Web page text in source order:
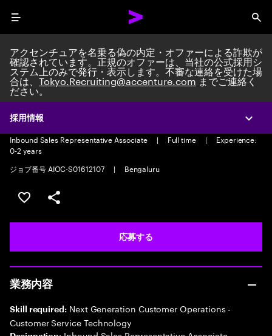
Menu
採用情報
アクセンチュアを名乗る偽の内定・オファーによる詐欺が
確認されています。正規のオファーは、当社の公式採用シ
ステム上のみで発行・表示します。不審な連絡を受けた場
合は、Tokyo.Recruiting@accenture.comまでご連絡く
ださい。
Inbound Sales Representative
Associate- Voice
Inbound Sales Representative Associate | Full time |
Experience:
0-2 years
ジョブ番号 AIOC-S01612107
| Bengaluru
ポジションを保存する 【首都圏エリア】契約社員（給
シェア
応募する
業務内容
Skill required:Next Generation Customer Operations -
Customer Service Technology